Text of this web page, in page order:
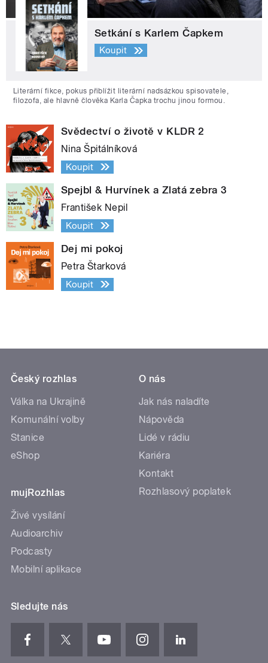
Setkání s Karlem Čapkem
Koupit
Literární fikce, pokus přiblížit literární nadsázkou spisovatele,
filozofa, ale hlavně člověka Karla Čapka trochu jinou formou.
Svědectví o životě v KLDR 2
Nina Špitálníková
Koupit
Spejbl & Hurvínek a Zlatá zebra 3
František Nepil
Koupit
Dej mi pokoj
Petra Štarková
Koupit
Český rozhlas
Válka na Ukrajině
Komunální volby
Stanice
eShop
mujRozhlas
Živé vysílání
Audioarchiv
Podcasty
Mobilní aplikace
O nás
Jak nás naladíte
Nápověda
Lidé v rádiu
Kariéra
Kontakt
Rozhlasový poplatek
Sledujte nás